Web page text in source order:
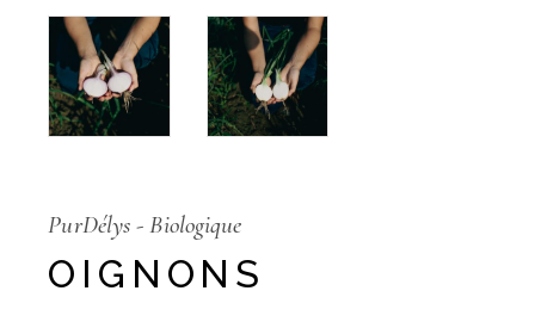
PurDélys - Biologique
OIGNONS